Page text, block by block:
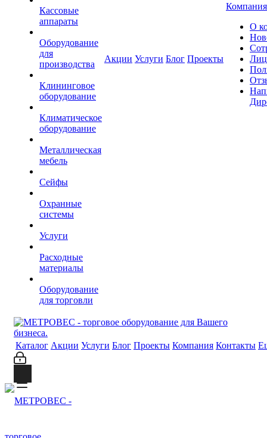
Кассовые
аппараты
Оборудование
для
производства
Клининговое
оборудование
Климатическое
оборудование
Металлическая
мебель
Сейфы
Охранные
системы
Услуги
Расходные
материалы
Оборудование
для торговли
Акции Услуги Блог Проекты
Компания
О
Каталог Акции Услуги Блог Проекты Компания Контакты